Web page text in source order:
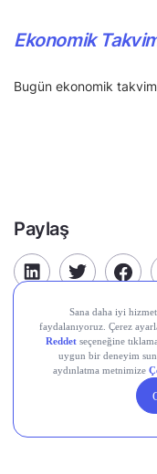
Ekonomik
Bugün ekonomik
Paylaş